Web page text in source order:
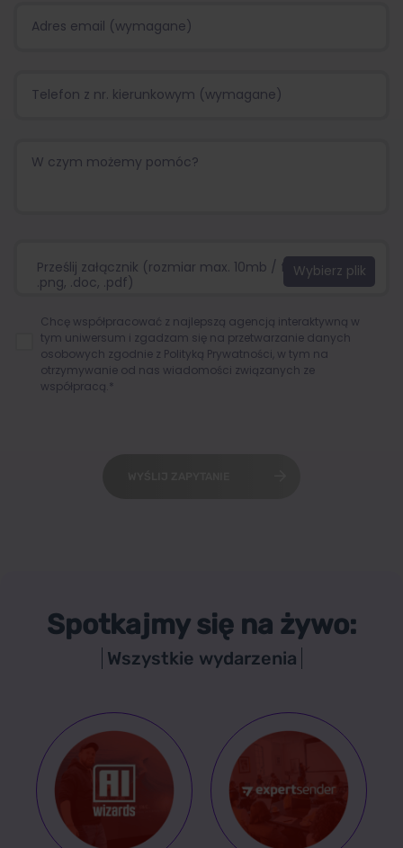
Prześlij załącznik (rozmiar max. 10mb / format:.jpg,
.png, .doc, .pdf)
Chcę współpracować z najlepszą agencją interaktywną w
tym uniwersum i zgadzam się na przetwarzanie danych
osobowych zgodnie z Polityką Prywatności , w tym na
otrzymywanie od nas wiadomości związanych ze
współpracą.*
Spotkajmy się na żywo:
Wszystkie wydarzenia